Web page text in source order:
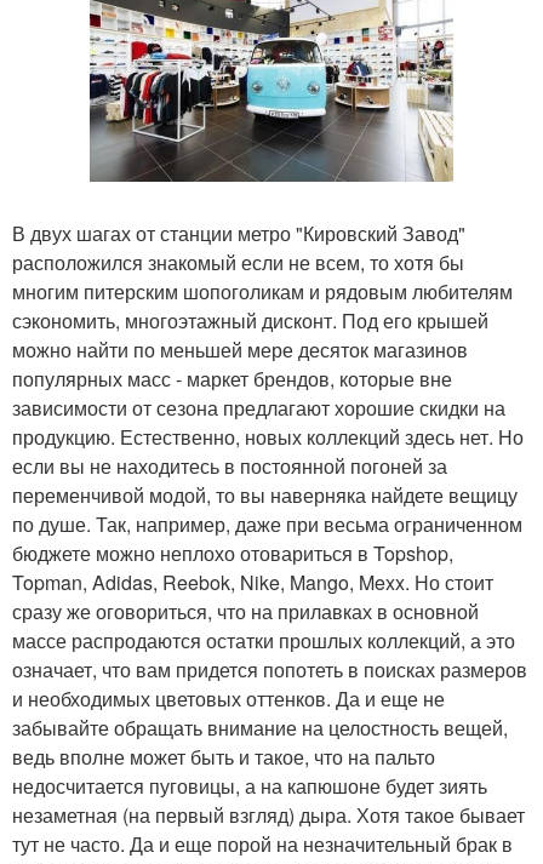
В двух шагах от станции метро "Кировский Завод"
расположился знакомый если не всем, то хотя бы
многим питерским шопоголикам и рядовым любителям
сэкономить, многоэтажный дисконт. Под его крышей
можно найти по меньшей мере десяток магазинов
популярных масс - маркет брендов, которые вне
зависимости от сезона предлагают хорошие скидки на
продукцию. Естественно, новых коллекций здесь нет. Но
если вы не находитесь в постоянной погоней за
переменчивой модой, то вы наверняка найдете вещицу
по душе. Так, например, даже при весьма ограниченном
бюджете можно неплохо отовариться в Topshop,
Topman, Adidas, Reebok, Nike, Mango, Mexx. Но стоит
сразу же оговориться, что на прилавках в основной
массе распродаются остатки прошлых коллекций, а это
означает, что вам придется попотеть в поисках размеров
и необходимых цветовых оттенков. Да и еще не
забывайте обращать внимание на целостность вещей,
ведь вполне может быть и такое, что на пальто
недосчитается пуговицы, а на капюшоне будет зиять
незаметная (на первый взгляд) дыра. Хотя такое бывает
тут не часто. Да и еще порой на незначительный брак в